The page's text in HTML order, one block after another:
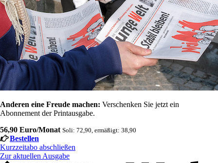
Anderen eine Freude machen: Verschenken Sie jetzt ein
Abonnement der Printausgabe.
56,90 Euro/Monat Soli: 72,90, ermäßigt: 38,90
Bestellen
Kurzzeitabo abschließen
Zur aktuellen Ausgabe